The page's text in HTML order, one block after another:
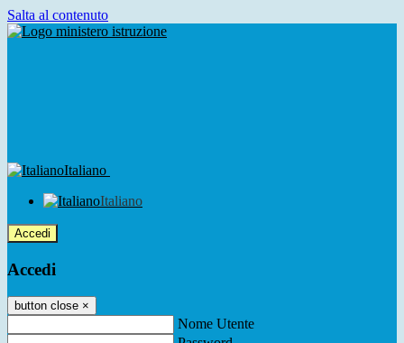
Salta al contenuto
Italiano
Italiano
Accedi
Accedi
button close ×
Nome Utente